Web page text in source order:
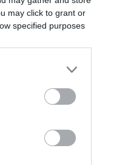
may click to grant or
specified purposes